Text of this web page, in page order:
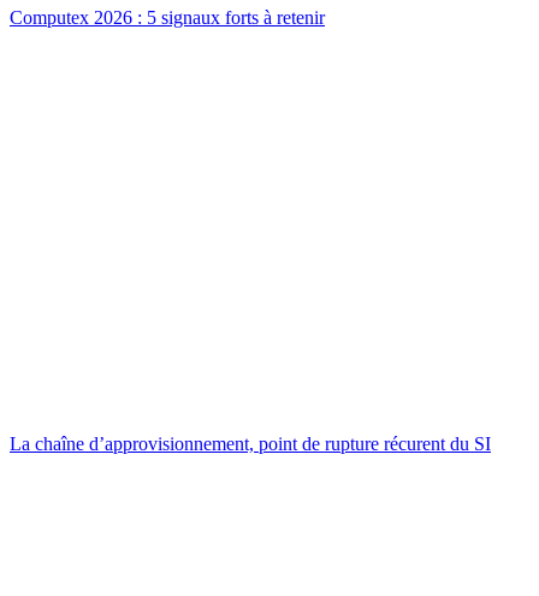
Computex 2026 : 5 signaux forts à retenir
La chaîne d’approvisionnement, point de rupture récurent du SI